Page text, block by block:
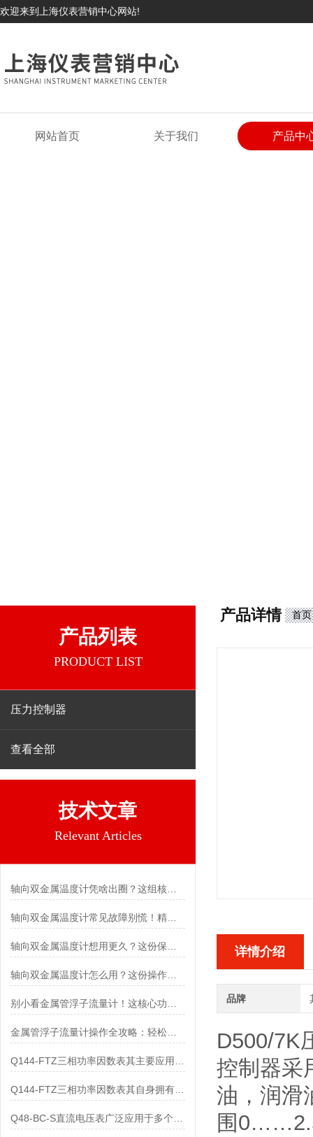
欢迎来到上海仪表营销中心网站!
网站首页 关于我们 产品中
产品列表
PRODUCT LIST
压力控制器
查看全部
技术文章
Relevant Articles
轴向双金属温度计凭啥出圈？这组核心特点给出了答案
轴向双金属温度计常见故障别慌！精准定位，轻松搞定难题
轴向双金属温度计怎么用？这份操作指南，新手也能快速拿捏！
金属管浮子流量计操作全攻略：轻松拿捏，精准掌控每一步！
Q144-FTZ三相功率因数表其自身拥有怎样的功能呢？
产品详情 首页
详情介绍
品牌
D500/7K
控制器采
油，润滑
围